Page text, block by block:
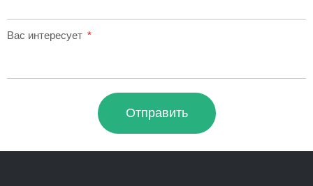
Вас интересует
Отправить